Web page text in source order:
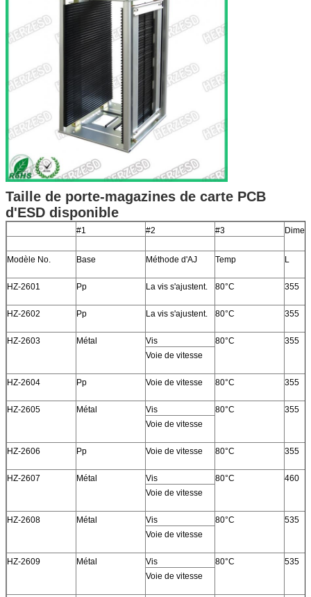
Taille de porte-magazines de carte PCB
d'ESD disponible
#1 #2 #3
Modèle No. Base Méthode d'AJ Temp L
HZ-2601 Pp La vis s'ajustent. 80°C 355
HZ-2602 Pp La vis s'ajustent. 80°C 355
HZ-2603 Métal Vis 80°C
355
Voie de vitesse
HZ-2604 Pp Voie de vitesse 80°C 355
HZ-2605 Métal Vis 80°C
355
Voie de vitesse
HZ-2606 Pp Voie de vitesse 80°C 355
HZ-2607 Métal Vis 80°C
460
Voie de vitesse
HZ-2608 Métal Vis 80°C
535
Voie de vitesse
HZ-2609 Métal Vis 80°C
535
Voie de vitesse